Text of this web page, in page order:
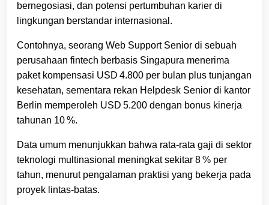
bernegosiasi, dan potensi pertumbuhan karier di
lingkungan berstandar internasional.
Contohnya, seorang Web Support Senior di sebuah
perusahaan fintech berbasis Singapura menerima
paket kompensasi USD 4.800 per bulan plus tunjangan
kesehatan, sementara rekan Helpdesk Senior di kantor
Berlin memperoleh USD 5.200 dengan bonus kinerja
tahunan 10 %.
Data umum menunjukkan bahwa rata‑rata gaji di sektor
teknologi multinasional meningkat sekitar 8 % per
tahun, menurut pengalaman praktisi yang bekerja pada
proyek lintas‑batas.